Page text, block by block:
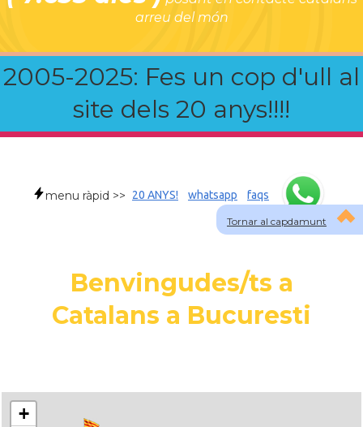
arreu del món
2005-2025: Fes un cop d'ull al
site dels 20 anys!!!!
Tornar al capdamunt
menu ràpid >> 20 ANYS! whatsapp faqs
Benvingudes/ts a
Catalans a Bucuresti
+